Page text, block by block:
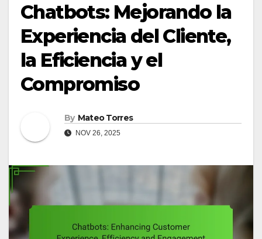
Chatbots: Mejorando la
Experiencia del Cliente,
la Eficiencia y el
Compromiso
By Mateo Torres
NOV 26, 2025